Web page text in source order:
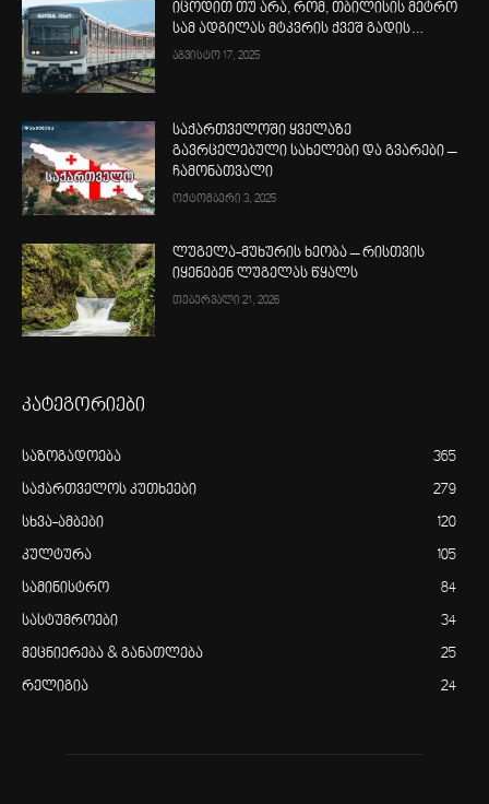
იცოდით თუ არა, რომ, თბილისის მეტრო
სამ ადგილას მტკვრის ქვეშ გადის…
აგვისტო 17, 2025
საქართველოში ყველაზე
გავრცელებული სახელები და გვარები –
ჩამონათვალი
ოქტომბერი 3, 2025
ლუგელა-მუხურის ხეობა – რისთვის
იყენებენ ლუგელას წყალს
თებერვალი 21, 2026
კატეგორიები
საზოგადოება 365
საქართველოს კუთხეები 279
სხვა-ამბები 120
კულტურა 105
სამინისტრო 84
სასტუმროები 34
მეცნიერება & განათლება 25
რელიგია 24